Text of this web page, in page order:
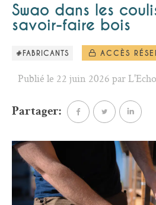
Swao dans les
savoir-faire bois
#FABRICANTS ACCÈS
Publié le 22 juin 2026 par
Partager: